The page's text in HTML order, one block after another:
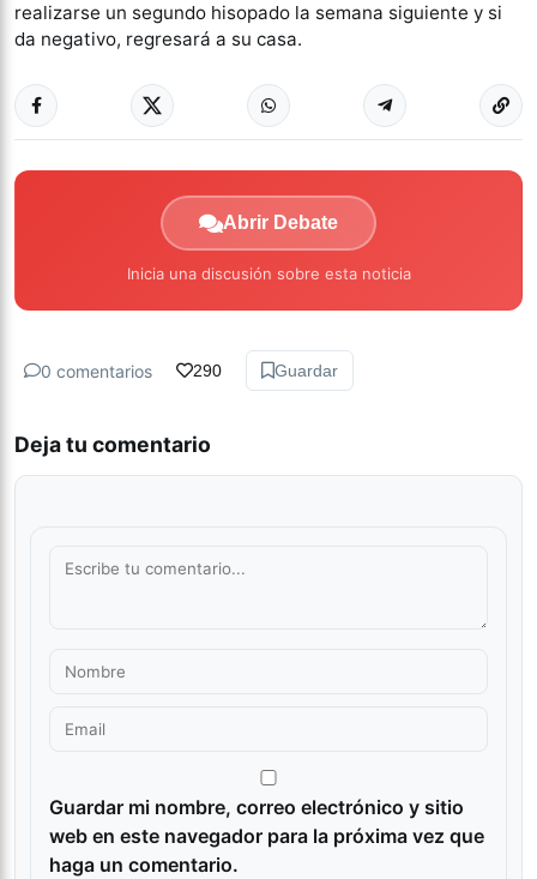
realizarse un segundo hisopado la semana siguiente y si
da negativo, regresará a su casa.
Abrir Debate
Inicia una discusión sobre esta noticia
0 comentarios 290 Guardar
Deja tu comentario
Guardar mi nombre, correo electrónico y sitio
web en este navegador para la próxima vez que
haga un comentario.